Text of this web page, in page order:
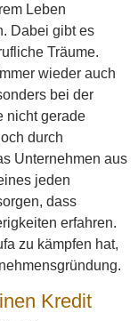
Leben
Dabei gibt es
Träume.
wieder auch
bei der
nicht gerade
durch
Unternehmen aus
jeden
dass
erfahren.
zu kämpfen hat,
Kredit